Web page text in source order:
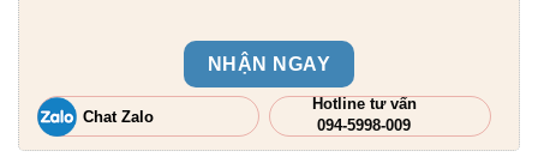
NHẬN NGAY
Chat Zalo
Hotline tư vấn
094-5998-009